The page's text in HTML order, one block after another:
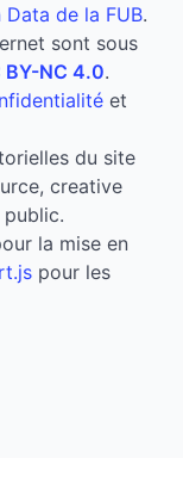
Data de la FUB.
sont sous
BY-NC 4.0.
et
du site
creative
la mise en
pour les